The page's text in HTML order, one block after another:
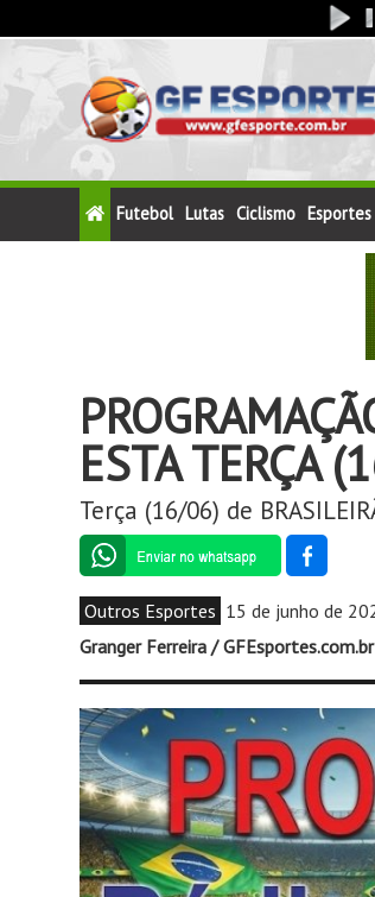
Futebol Lutas Ciclismo
ESTA TERÇA
Terça (16/06) de
Outros Esportes 15 de junho de
Granger Ferreira / GFEsportes.com.br